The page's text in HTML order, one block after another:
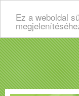
Ez a weboldal